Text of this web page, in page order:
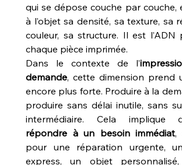
qui se dépose couche par couche,
à l’objet sa densité, sa texture, sa
couleur, sa structure. Il est l’ADN
chaque pièce imprimée.
Dans le contexte de l’
demande, cette dimension prend
encore plus forte. Produire à la
produire sans délai inutile, sans
répondre à un besoin immédiat,
pour une réparation urgente,
express, un objet